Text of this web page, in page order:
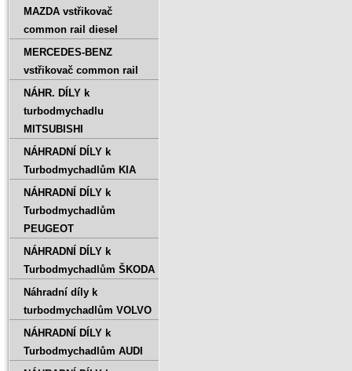
MAZDA vstřikovač
common rail diesel
MERCEDES-BENZ
vstřikovač common rail
NÁHR. DÍLY k
turbodmychadlu
MITSUBISHI
NÁHRADNÍ DÍLY k
Turbodmychadlům KIA
NÁHRADNÍ DÍLY k
Turbodmychadlům
PEUGEOT
NÁHRADNÍ DÍLY k
Turbodmychadlům ŠKODA
Náhradní díly k
turbodmychadlům VOLVO
NÁHRADNÍ DÍLY k
Turbodmychadlům AUDI